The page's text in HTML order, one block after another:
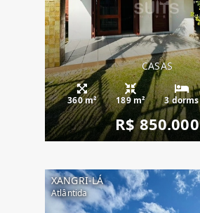
CASAS
360 m² 189 m² 3 dorms
R$ 850.000
XANGRI-LÁ
Atlântida